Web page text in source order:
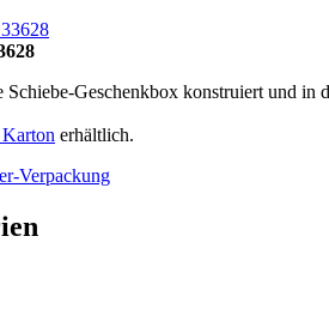
Geschenkbox konstruiert und in
Karton erhältlich.
Verpackung